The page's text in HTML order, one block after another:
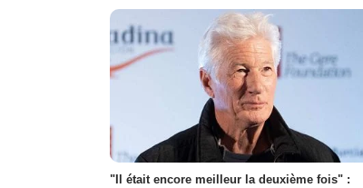
"Il était encore meilleur la deuxième fois" :